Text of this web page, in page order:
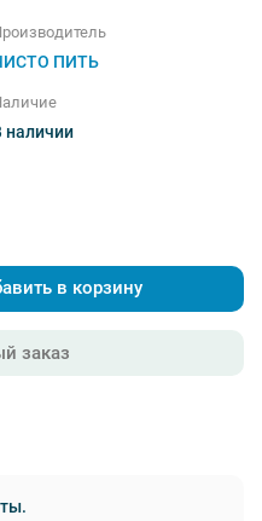
ПИТЬ
наличии
в корзину
заказ